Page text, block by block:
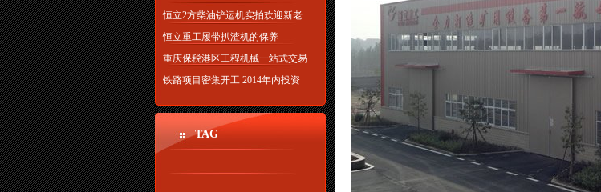
恒立2方柴油铲运机实拍欢迎新老
恒立重工履带扒渣机的保养
重庆保税港区工程机械一站式交易
铁路项目密集开工 2014年内投资
TAG